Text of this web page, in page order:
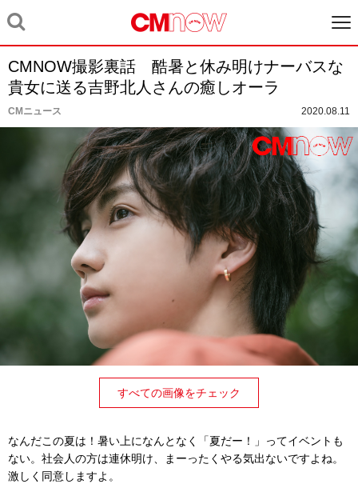
CMNOW撮影裏話 酷暑と休み明けナーバスな
貴女に送る吉野北人さんの癒しオーラ
CMニュース 2020.08.11
すべての画像をチェック
なんだこの夏は！暑い上になんとなく「夏だー！」ってイベントも
ない。社会人の方は連休明け、まーったくやる気出ないですよね。
激しく同意しますよ。